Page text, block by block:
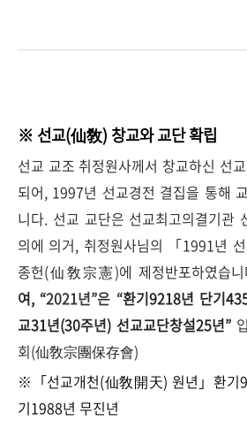
※ 선교(仙敎) 창교와 교단 확립
선교 교조 취정원사께서 창교하신 선
되어, 1997년 선교경전 결집을 통해
니다. 선교 교단은 선교최고의결기관
의에 의거, 취정원사님의 「1991년
종헌(仙敎宗憲)에 제정반포하였습니
여, “2021년”은 “환기9218년 단기
교31년(30주년) 선교교단창설25년”
회(仙敎宗團保存會)
※「선교개천(仙敎開天) 원년」환기
기1988년 무진년